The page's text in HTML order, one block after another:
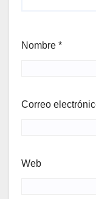
Nombre *
Correo
Web